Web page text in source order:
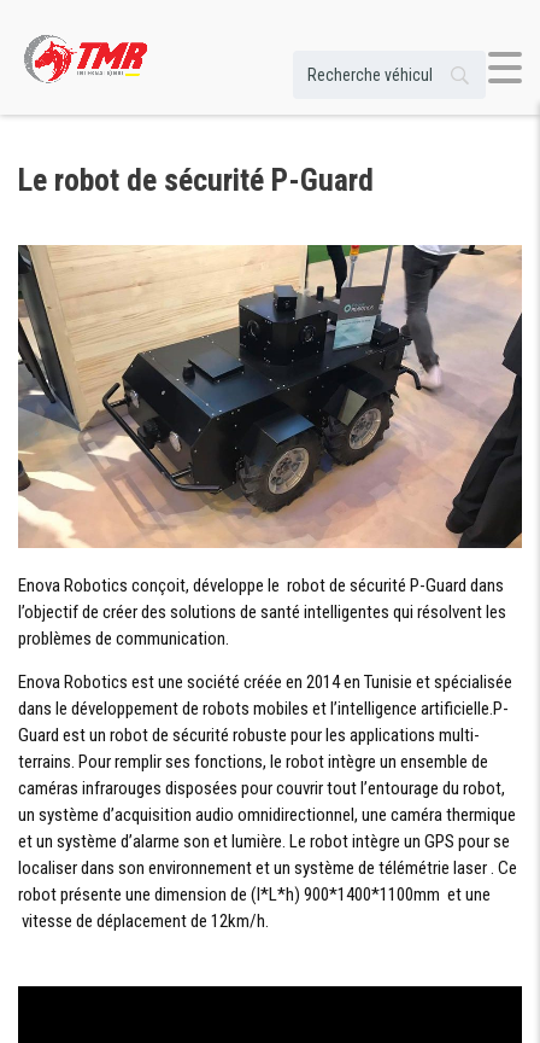
Le robot de sécurité P-Guard
Enova Robotics conçoit, développe le robot de sécurité P-Guard dans
l’objectif de créer des solutions de santé intelligentes qui résolvent les
problèmes de communication.
Enova Robotics est une société créée en 2014 en Tunisie et spécialisée
dans le développement de robots mobiles et l’intelligence artificielle.P-
Guard est un robot de sécurité robuste pour les applications multi-
terrains. Pour remplir ses fonctions, le robot intègre un ensemble de
caméras infrarouges disposées pour couvrir tout l’entourage du robot,
un système d’acquisition audio omnidirectionnel, une caméra thermique
et un système d’alarme son et lumière. Le robot intègre un GPS pour se
localiser dans son environnement et un système de télémétrie laser . Ce
robot présente une dimension de (l*L*h) 900*1400*1100mm et une
vitesse de déplacement de 12km/h.